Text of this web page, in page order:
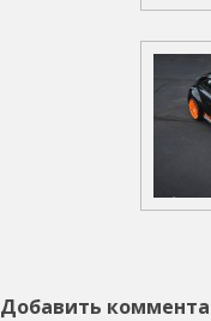
Добавить